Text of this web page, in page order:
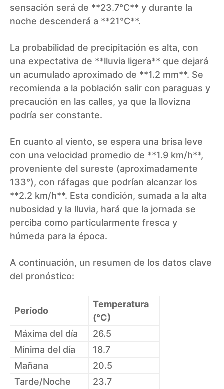
sensación será de **23.7°C** y durante la
noche descenderá a **21°C**.
La probabilidad de precipitación es alta, con
una expectativa de **lluvia ligera** que dejará
un acumulado aproximado de **1.2 mm**. Se
recomienda a la población salir con paraguas y
precaución en las calles, ya que la llovizna
podría ser constante.
En cuanto al viento, se espera una brisa leve
con una velocidad promedio de **1.9 km/h**,
proveniente del sureste (aproximadamente
133°), con ráfagas que podrían alcanzar los
**2.2 km/h**. Esta condición, sumada a la alta
nubosidad y la lluvia, hará que la jornada se
perciba como particularmente fresca y
húmeda para la época.
A continuación, un resumen de los datos clave
del pronóstico:
Período
Temperatura
(°C)
Máxima del día
26.5
Mínima del día
18.7
Mañana
20.5
Tarde/Noche
23.7